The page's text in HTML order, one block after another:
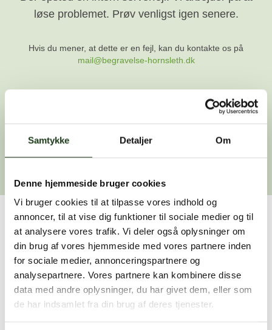
Samtykke Detaljer Om
Denne hjemmeside bruger cookies
Vi bruger cookies til at tilpasse vores indhold og
annoncer, til at vise dig funktioner til sociale medier og til
at analysere vores trafik. Vi deler også oplysninger om
din brug af vores hjemmeside med vores partnere inden
for sociale medier, annonceringspartnere og
analysepartnere. Vores partnere kan kombinere disse
data med andre oplysninger, du har givet dem, eller som
de har indsamlet fra din brug af deres tjenester.
løse problemet. Prøv venligst igen senere.
Hvis du mener, at dette er en fejl, kan du kontakte os på
mail@begravelse-hornsleth.dk
Gå tilbage
Har du brug for hjælp?
Vi er her for at hjælpe dig. Du er velkommen til at kontakte
os, hvis du har spørgsmål eller brug for assistance.
59 45 10 14
Find nærmeste afdeling